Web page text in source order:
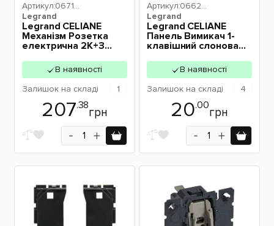
Legrand
Артикул:06716
1
Legrand CELIANE
Механізм Розетка
електрична 2К+З
клеми, німецький
стандарт) 067161
В наявності
Залишок на складі 1
207.38
грн
Legrand
Артикул:06620
4
Legrand CELIANE
Панель Вимикач 1-
клавішний слонова
В наявності
Залишок на складі 4
20.00
грн